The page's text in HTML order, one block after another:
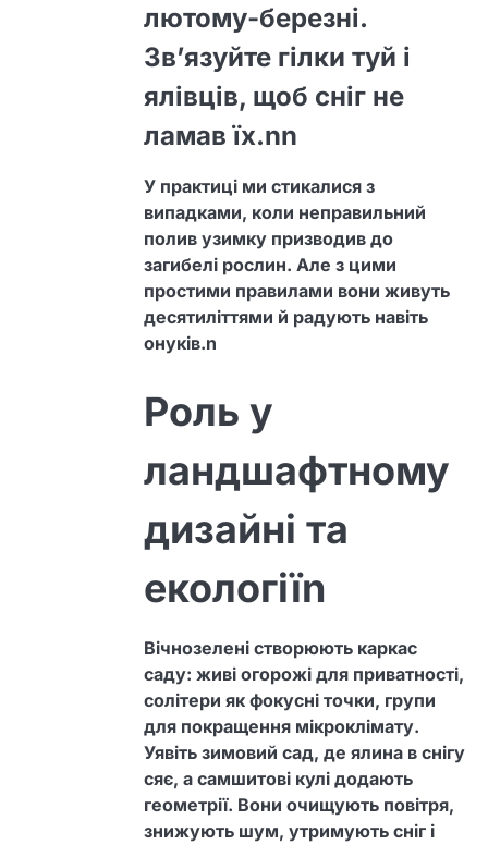
лютому-березні.
Зв’язуйте гілки туй і
ялівців, щоб сніг не
ламав їх.nn
У практиці ми стикалися з
випадками, коли неправильний
полив узимку призводив до
загибелі рослин. Але з цими
простими правилами вони живуть
десятиліттями й радують навіть
онуків.n
Роль у
ландшафтному
дизайні та
екологіїn
Вічнозелені створюють каркас
саду: живі огорожі для приватності,
солітери як фокусні точки, групи
для покращення мікроклімату.
Уявіть зимовий сад, де ялина в снігу
сяє, а самшитові кулі додають
геометрії. Вони очищують повітря,
знижують шум, утримують сніг і